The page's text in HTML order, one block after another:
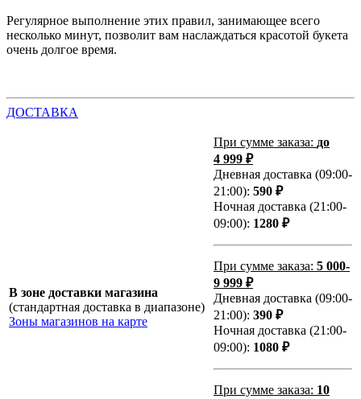
Регулярное выполнение этих правил, занимающее всего
несколько минут, позволит вам наслаждаться красотой букета
очень долгое время.
ДОСТАВКА
В зоне доставки магазина
(стандартная доставка в диапазоне)
Зоны магазинов на карте
При сумме заказа: до
4 999 ₽
Дневная доставка (09:00-
21:00): 590 ₽
Ночная доставка (21:00-
09:00): 1280 ₽
При сумме заказа: 5 000-
9 999 ₽
Дневная доставка (09:00-
21:00): 390 ₽
Ночная доставка (21:00-
09:00): 1080 ₽
При сумме заказа: 10